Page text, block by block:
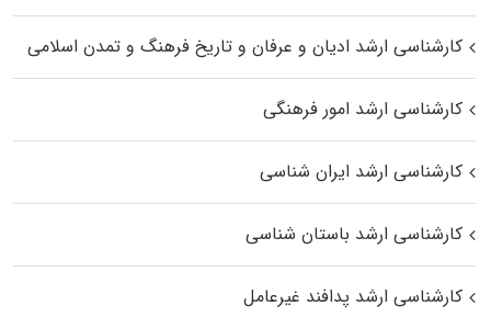
کارشناسی ارشد ادیان و عرفان و تاریخ فرهنگ و تمدن اسلامی
کارشناسی ارشد امور فرهنگی
کارشناسی ارشد ایران شناسی
کارشناسی ارشد باستان شناسی
کارشناسی ارشد پدافند غیرعامل